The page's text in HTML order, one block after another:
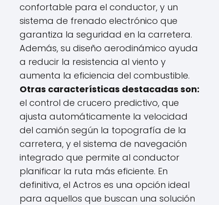
confortable para el conductor, y un
sistema de frenado electrónico que
garantiza la seguridad en la carretera.
Además, su diseño aerodinámico ayuda
a reducir la resistencia al viento y
aumenta la eficiencia del combustible.
Otras características destacadas son:
el control de crucero predictivo, que
ajusta automáticamente la velocidad
del camión según la topografía de la
carretera, y el sistema de navegación
integrado que permite al conductor
planificar la ruta más eficiente. En
definitiva, el Actros es una opción ideal
para aquellos que buscan una solución